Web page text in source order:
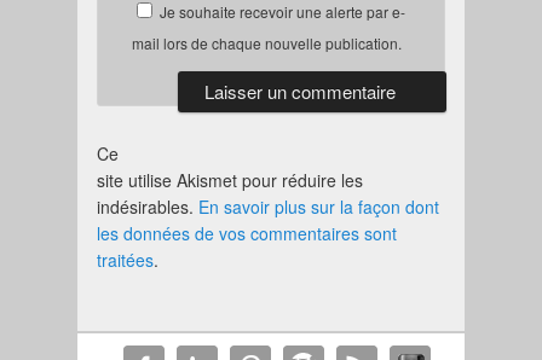
Je souhaite recevoir une alerte par e-
mail lors de chaque nouvelle publication.
Ce
site utilise Akismet pour réduire les
indésirables. En savoir plus sur la façon dont
les données de vos commentaires sont
traitées.